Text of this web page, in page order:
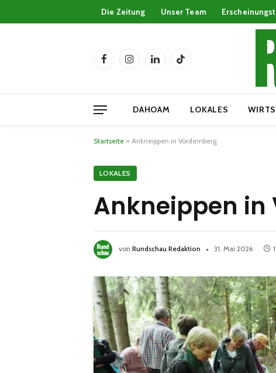
Die Zeitung Unser Team
FacebookInstagramLinkedInTikTok
DAHOAM LOKALES
Startseite » Ankneippen in Vordernberg
LOKALES
Ankneippen in
von Rundschau Redaktion 31. Mai 2026